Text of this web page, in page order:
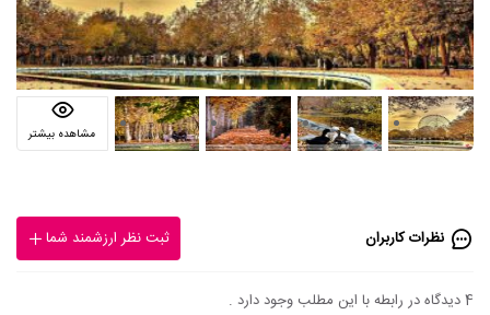
مشاهده بیشتر
نظرات کاربران ثبت نظر ارزشمند شما
4 دیدگاه در رابطه با این مطلب وجود دارد .